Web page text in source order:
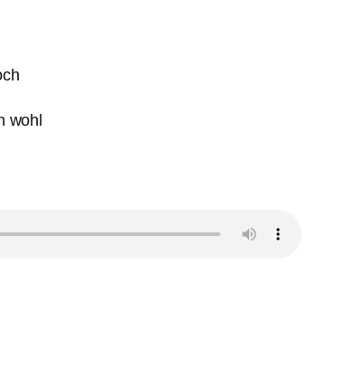
wohl